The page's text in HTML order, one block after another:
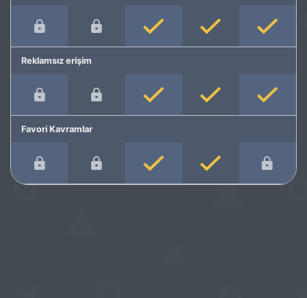
Reklamsız erişim
Favori Kavramlar